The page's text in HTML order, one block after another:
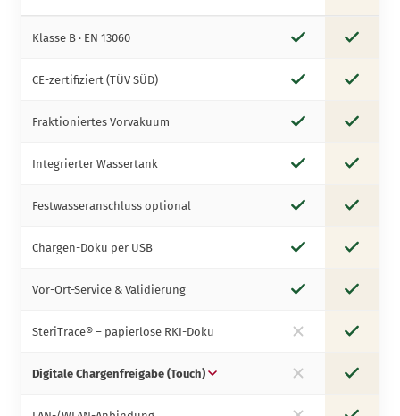
Klasse B · EN 13060
CE-zertifiziert (TÜV SÜD)
Fraktioniertes Vorvakuum
Integrierter Wassertank
Festwasseranschluss optional
Chargen-Doku per USB
Vor-Ort-Service & Validierung
SteriTrace® – papierlose RKI-Doku
nein
Digitale Chargenfreigabe (Touch)
nein